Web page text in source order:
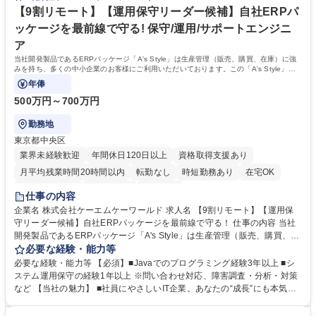
【9割リモート】【運用保守リーダー候補】自社ERPパ
ッケージを最前線で守る! 保守/運用/サポートエンジニ
ア
当社開発製品であるERPパッケージ「A's Style」は生産管理（販売、購買、在庫）に強
みを持ち、多くの中小企業のお客様にご利用いただいております。この「A's Style」の
運用保守リーダーをご担当いただきます。
年俸
500万円～700万円
勤務地
東京都中央区
業界未経験歓迎
年間休日120日以上
資格取得支援あり
月平均残業時間20時間以内
転勤なし 時短勤務あり
在宅OK
完全週休2日制
仕事の内容
企業名 株式会社ケーエムケーワールド 求人名 【9割リモート】【運用保
守リーダー候補】自社ERPパッケージを最前線で守る！ 仕事の内容 当社
開発製品であるERPパッケージ「A's Style」は生産管理（販売、購買、在
庫）に強みを持ち、多くの中小企業のお客様にご利用いただいておりま
す。この「A's Style」の運用保守リーダーをご担当いただきます。 「A's
style」について お客様ご自身が用途に合わせ、A’sStyleが用意しているG
UIを用いて クラウド上にて業務アプリケーションの構築・利用ができる画
必要な経験・能力等
必要な経験・能力等 【必須】■Javaでのプログラミング経験3年以上 ■シ
ステム運用保守の経験1年以上 ※問い合わせ対応、障害調査・分析・対策
など 【当社の魅力】 ■社員にやさしいIT企業。あなたの“成長”にも本気で